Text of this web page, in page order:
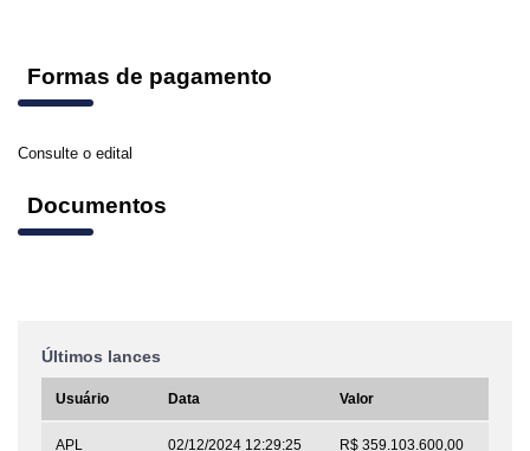
Formas de pagamento
Consulte o edital
Documentos
Últimos lances
Usuário Data Valor
APL 02/12/2024 12:29:25 R$ 359.103.600,00